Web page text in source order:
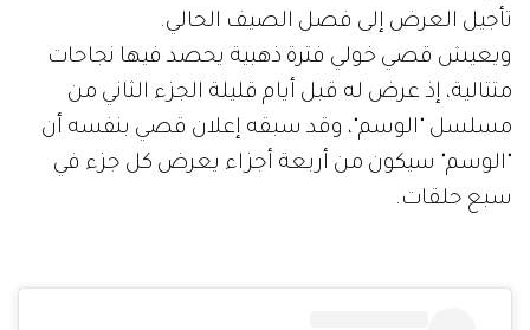
تأجيل العرض إلى فصل الصيف الحالي.
ويعيش قصي خولي فترة ذهبية يحصد فيها نجاحات
متتالية، إذ عرض له قبل أيام قليلة الجزء الثاني من
مسلسل "الوسم"، وقد سبقه إعلان قصي بنفسه أن
"الوسم" سيكون من أربعة أجزاء يعرض كل جزء في
سبع حلقات.